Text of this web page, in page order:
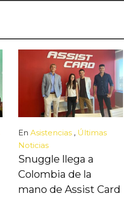
EnAsistencias , Últimas
Noticias
Snuggle llega a
Colombia de la
mano de Assist Card